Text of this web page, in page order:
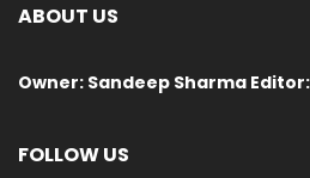
ABOUT US
Owner: Sandeep Sharma
FOLLOW US